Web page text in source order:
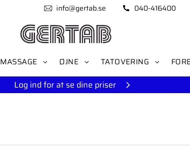
info@gertab.se 040-416400
MASSAGE ØJNE TATOVERING
Log ind for at se dine priser